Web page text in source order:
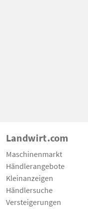
Landwirt.com
Maschinenmarkt
Händlerangebote
Kleinanzeigen
Händlersuche
Versteigerungen